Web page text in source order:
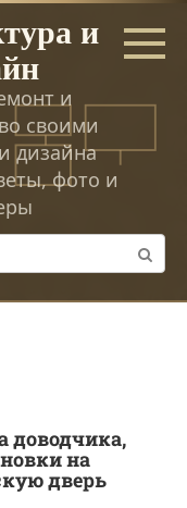
и
и
своими
дизайна
фото и
доводчика,
на
дверь